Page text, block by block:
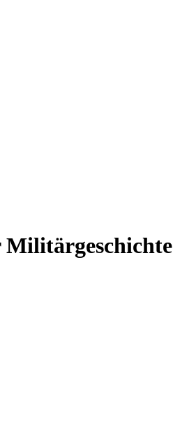
Militärgeschichte